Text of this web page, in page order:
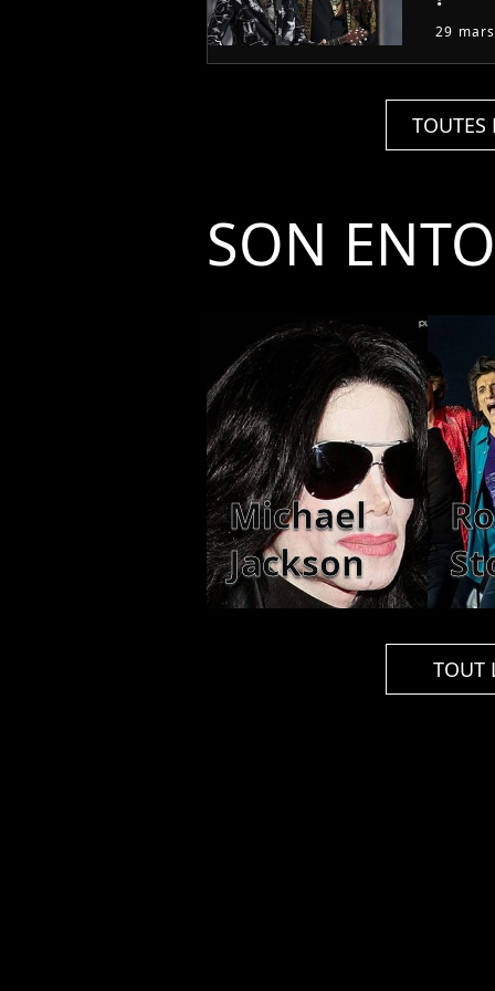
29
TOUTES
SON
Michael
Jackson
TOUT